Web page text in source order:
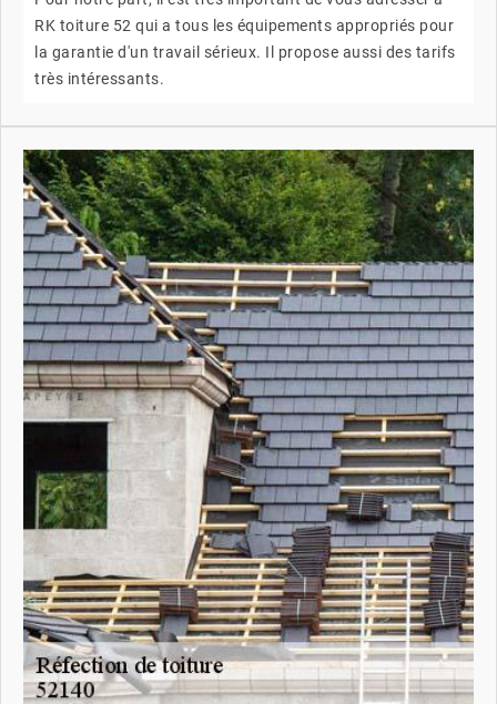
RK toiture 52 qui a tous les équipements appropriés pour
la garantie d'un travail sérieux. Il propose aussi des tarifs
très intéressants.